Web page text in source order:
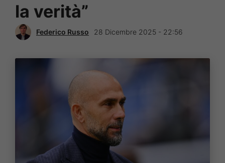
la verità”
Federico Russo 28 Dicembre 2025 - 22:56